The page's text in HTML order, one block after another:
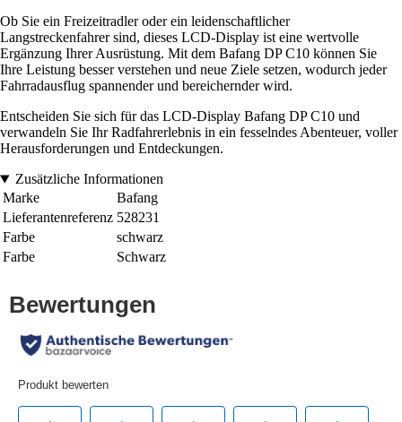
Ob Sie ein Freizeitradler oder ein leidenschaftlicher
Langstreckenfahrer sind, dieses LCD-Display ist eine wertvolle
Ergänzung Ihrer Ausrüstung. Mit dem Bafang DP C10 können Sie
Ihre Leistung besser verstehen und neue Ziele setzen, wodurch jeder
Fahrradausflug spannender und bereichernder wird.
Entscheiden Sie sich für das LCD-Display Bafang DP C10 und
verwandeln Sie Ihr Radfahrerlebnis in ein fesselndes Abenteuer, voller
Herausforderungen und Entdeckungen.
Zusätzliche Informationen
Marke
Bafang
Lieferantenreferenz 528231
Farbe
schwarz
Farbe
Schwarz